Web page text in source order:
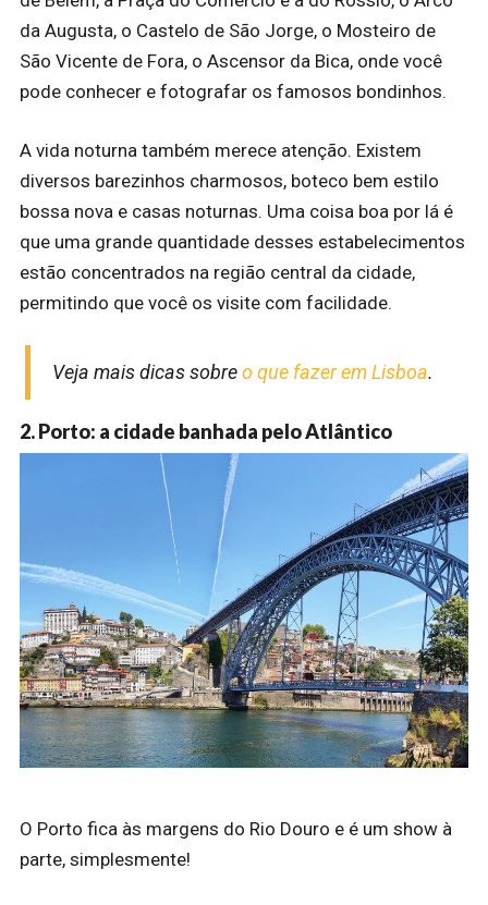
da Augusta, o Castelo de São Jorge, o Mosteiro de
São Vicente de Fora, o Ascensor da Bica, onde você
pode conhecer e fotografar os famosos bondinhos.
A vida noturna também merece atenção. Existem
diversos barezinhos charmosos, boteco bem estilo
bossa nova e casas noturnas. Uma coisa boa por lá é
que uma grande quantidade desses estabelecimentos
estão concentrados na região central da cidade,
permitindo que você os visite com facilidade.
Veja mais dicas sobreo que fazer em Lisboa.
2. Porto: a cidade banhada pelo Atlântico
O Porto fica às margens do Rio Douro e é um show à
parte, simplesmente!